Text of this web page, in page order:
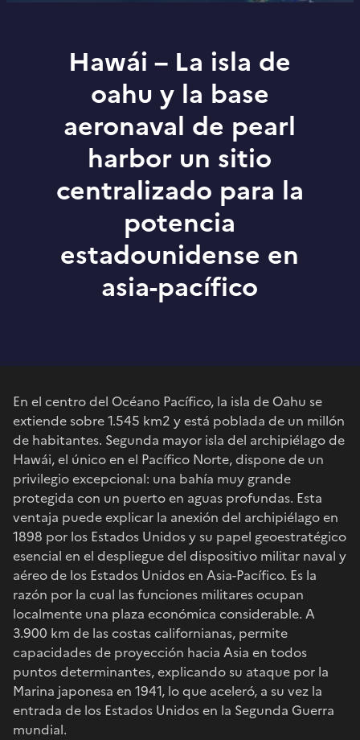
Hawái – La isla de
oahu y la base
aeronaval de pearl
harbor un sitio
centralizado para la
potencia
estadounidense en
asia-pacífico
En el centro del Océano Pacífico, la isla de Oahu se
extiende sobre 1.545 km2 y está poblada de un millón
de habitantes. Segunda mayor isla del archipiélago de
Hawái, el único en el Pacífico Norte, dispone de un
privilegio excepcional: una bahía muy grande
protegida con un puerto en aguas profundas. Esta
ventaja puede explicar la anexión del archipiélago en
1898 por los Estados Unidos y su papel geoestratégico
esencial en el despliegue del dispositivo militar naval y
aéreo de los Estados Unidos en Asia-Pacífico. Es la
razón por la cual las funciones militares ocupan
localmente una plaza económica considerable. A
3.900 km de las costas californianas, permite
capacidades de proyección hacia Asia en todos
puntos determinantes, explicando su ataque por la
Marina japonesa en 1941, lo que aceleró, a su vez la
entrada de los Estados Unidos en la Segunda Guerra
mundial.